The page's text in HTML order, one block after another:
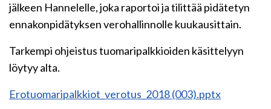
jälkeen Hannelelle, joka raportoi ja tilittää pidätetyn
ennakonpidätyksen verohallinnolle kuukausittain.
Tarkempi ohjeistus tuomaripalkkioiden käsittelyyn
löytyy alta.
Erotuomaripalkkiot_verotus_2018 (003).pptx